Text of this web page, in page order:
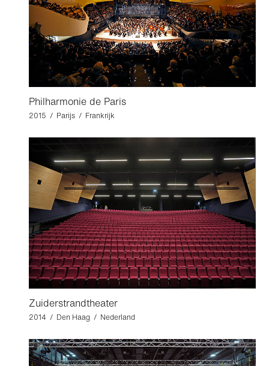
Philharmonie de Paris
2015 / Parijs / Frankrijk
Zuiderstrandtheater
2014 / Den Haag / Nederland